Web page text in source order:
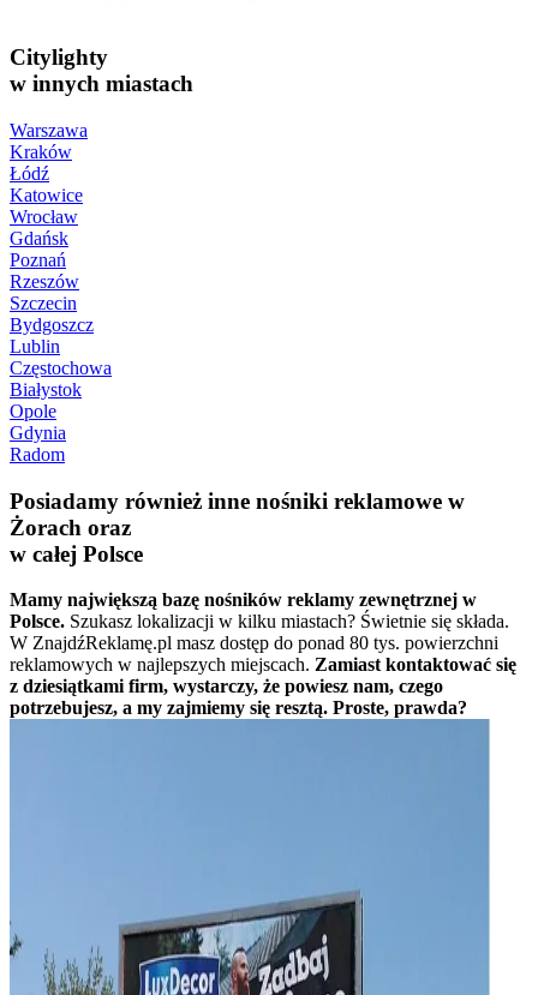
Citylighty
w innych miastach
Warszawa
Kraków
Łódź
Katowice
Wrocław
Gdańsk
Poznań
Rzeszów
Szczecin
Bydgoszcz
Lublin
Częstochowa
Białystok
Opole
Gdynia
Radom
Posiadamy również inne nośniki reklamowe w
Żorach oraz
w całej Polsce
Mamy największą bazę nośników reklamy zewnętrznej w
Polsce. Szukasz lokalizacji w kilku miastach? Świetnie się składa.
W ZnajdźReklamę.pl masz dostęp do ponad 80 tys. powierzchni
reklamowych w najlepszych miejscach. Zamiast kontaktować się
z dziesiątkami firm, wystarczy, że powiesz nam, czego
potrzebujesz, a my zajmiemy się resztą. Proste, prawda?